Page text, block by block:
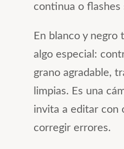
continua o flashes
En blanco y negro
algo especial:
grano agradable,
limpias. Es una
invita a editar con
corregir errores.